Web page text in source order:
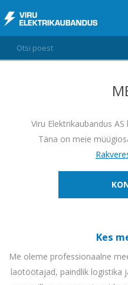
Viru Elektrikaubandus
Täna on meie
Kes
Me oleme professionaalne
laotöötajad, paindlik logistika